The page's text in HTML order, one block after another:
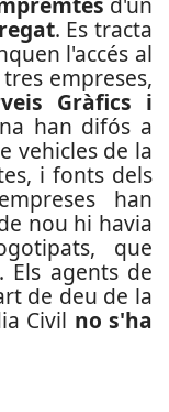
. Es tracta
l'accés al
empreses,
Gràfics i
han difós a
vehicles de la
i fonts dels
han
nou hi havia
que
Els agents de
de deu de la
Civil no s'ha